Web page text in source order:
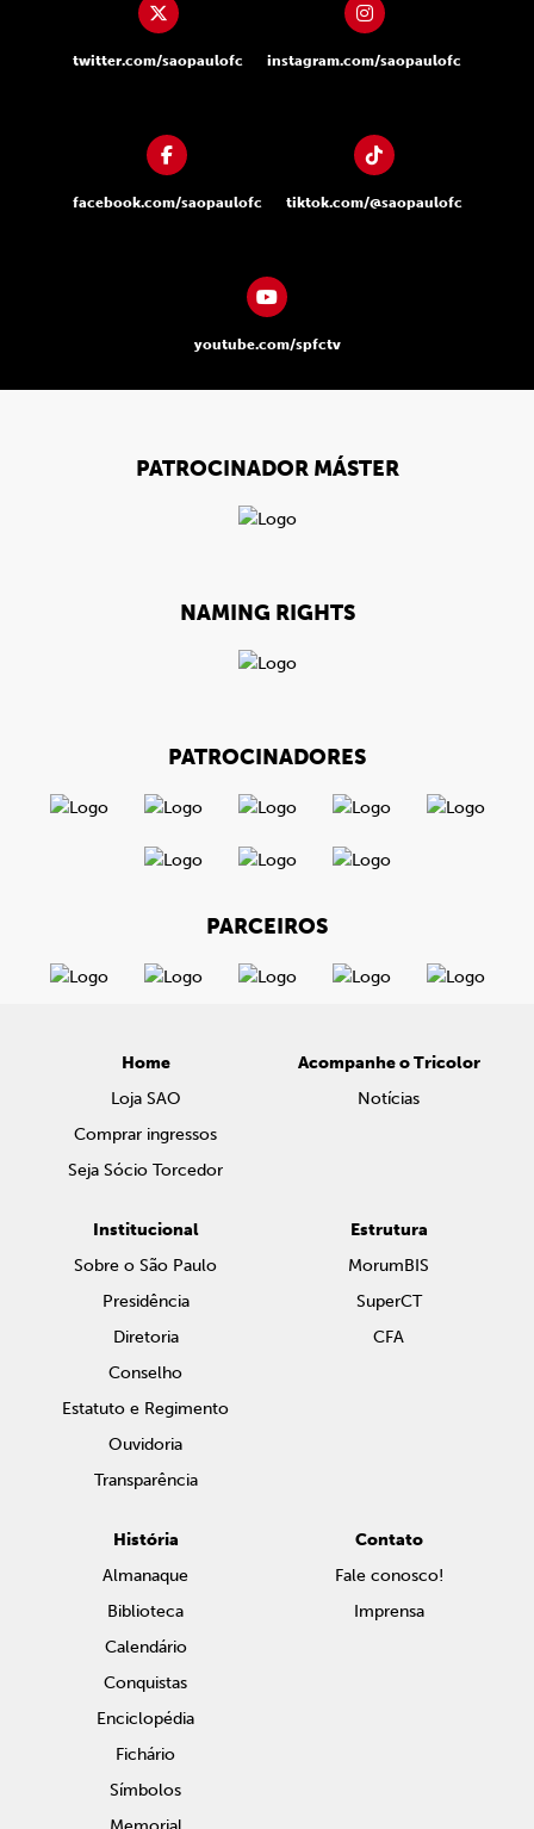
twitter.com/saopaulofc instagram.com/saopaulofc
facebook.com/saopaulofc tiktok.com/@saopaulofc
youtube.com/spfctv
PATROCINADOR MÁSTER
NAMING RIGHTS
PATROCINADORES
PARCEIROS
Home
Loja SAO
Comprar ingressos
Seja Sócio Torcedor
Acompanhe o Tricolor
Notícias
Institucional
Sobre o São Paulo
Presidência
Diretoria
Conselho
Estatuto e Regimento
Ouvidoria
Transparência
Estrutura
MorumBIS
SuperCT
CFA
História
Almanaque
Biblioteca
Calendário
Conquistas
Enciclopédia
Fichário
Símbolos
Contato
Fale conosco!
Imprensa